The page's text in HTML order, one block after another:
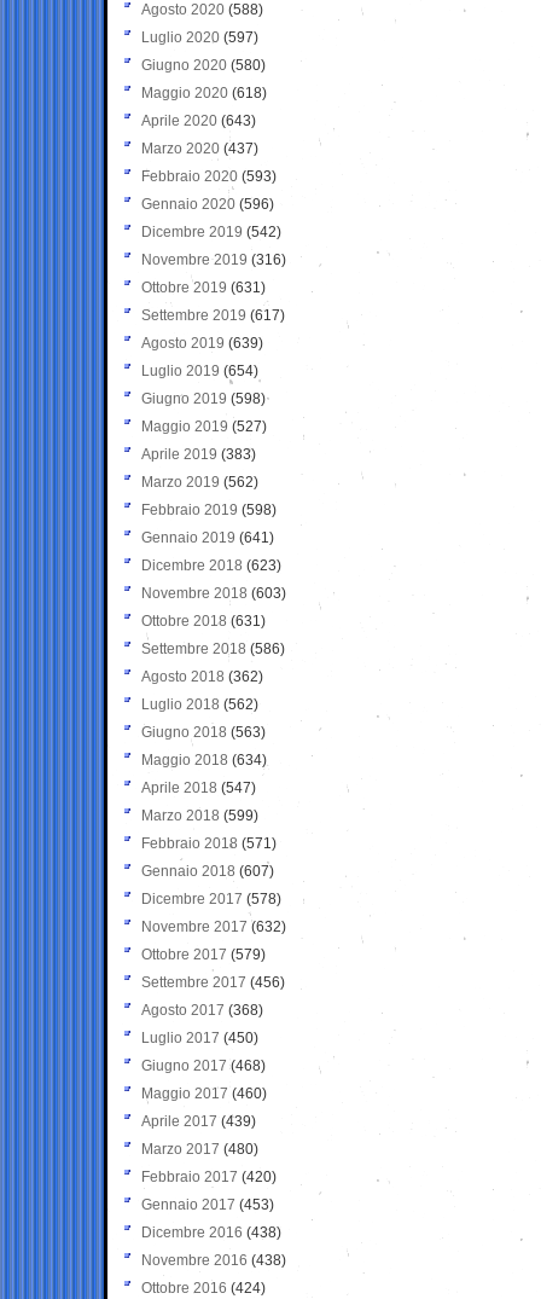
Agosto 2020 (588)
Luglio 2020 (597)
Giugno 2020 (580)
Maggio 2020 (618)
Aprile 2020 (643)
Marzo 2020 (437)
Febbraio 2020 (593)
Gennaio 2020 (596)
Dicembre 2019 (542)
Novembre 2019 (316)
Ottobre 2019 (631)
Settembre 2019 (617)
Agosto 2019 (639)
Luglio 2019 (654)
Giugno 2019 (598)
Maggio 2019 (527)
Aprile 2019 (383)
Marzo 2019 (562)
Febbraio 2019 (598)
Gennaio 2019 (641)
Dicembre 2018 (623)
Novembre 2018 (603)
Ottobre 2018 (631)
Settembre 2018 (586)
Agosto 2018 (362)
Luglio 2018 (562)
Giugno 2018 (563)
Maggio 2018 (634)
Aprile 2018 (547)
Marzo 2018 (599)
Febbraio 2018 (571)
Gennaio 2018 (607)
Dicembre 2017 (578)
Novembre 2017 (632)
Ottobre 2017 (579)
Settembre 2017 (456)
Agosto 2017 (368)
Luglio 2017 (450)
Giugno 2017 (468)
Maggio 2017 (460)
Aprile 2017 (439)
Marzo 2017 (480)
Febbraio 2017 (420)
Gennaio 2017 (453)
Dicembre 2016 (438)
Novembre 2016 (438)
Ottobre 2016 (424)